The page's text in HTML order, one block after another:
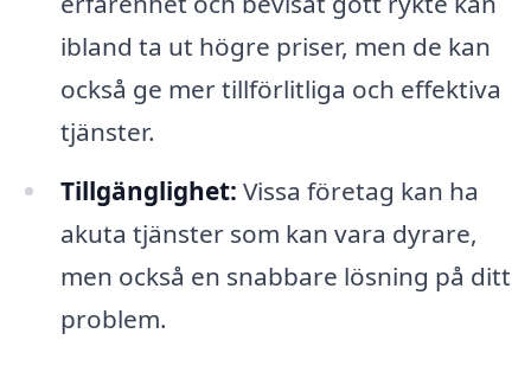
ibland ta ut högre priser, men de kan
också ge mer tillförlitliga och effektiva
tjänster.
Tillgänglighet: Vissa företag kan ha
akuta tjänster som kan vara dyrare,
men också en snabbare lösning på ditt
problem.